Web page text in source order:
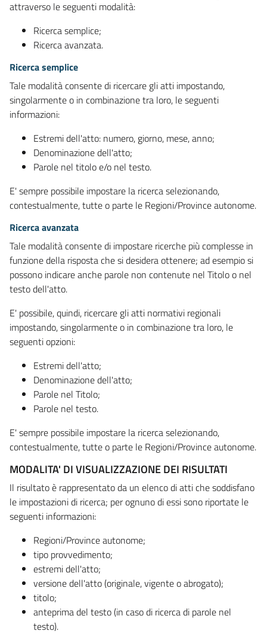
attraverso le seguenti modalità:
Ricerca semplice;
Ricerca avanzata.
Ricerca semplice
Tale modalità consente di ricercare gli atti impostando,
singolarmente o in combinazione tra loro, le seguenti
informazioni:
Estremi dell'atto: numero, giorno, mese, anno;
Denominazione dell'atto;
Parole nel titolo e/o nel testo.
E' sempre possibile impostare la ricerca selezionando,
contestualmente, tutte o parte le Regioni/Province autonome.
Ricerca avanzata
Tale modalità consente di impostare ricerche più complesse in
funzione della risposta che si desidera ottenere; ad esempio si
possono indicare anche parole non contenute nel Titolo o nel
testo dell'atto.
E' possibile, quindi, ricercare gli atti normativi regionali
impostando, singolarmente o in combinazione tra loro, le
seguenti opzioni:
Estremi dell'atto;
Denominazione dell'atto;
Parole nel Titolo;
Parole nel testo.
E' sempre possibile impostare la ricerca selezionando,
contestualmente, tutte o parte le Regioni/Province autonome.
MODALITA' DI VISUALIZZAZIONE DEI RISULTATI
Il risultato è rappresentato da un elenco di atti che soddisfano
le impostazioni di ricerca; per ognuno di essi sono riportate le
seguenti informazioni:
Regioni/Province autonome;
tipo provvedimento;
estremi dell'atto;
versione dell'atto (originale, vigente o abrogato);
titolo;
anteprima del testo (in caso di ricerca di parole nel
testo).